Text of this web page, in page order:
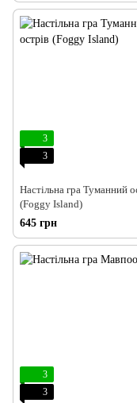
3
3
Настільна гра Туманний
(Foggy Island)
645 грн
3
3